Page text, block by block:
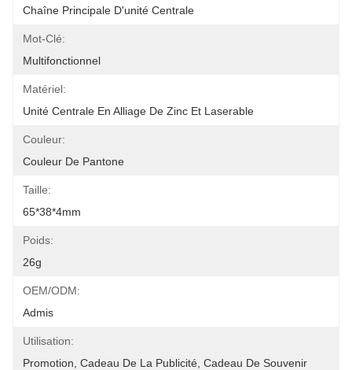
Chaîne Principale D'unité Centrale
Mot-Clé:
Multifonctionnel
Matériel:
Unité Centrale En Alliage De Zinc Et Laserable
Couleur:
Couleur De Pantone
Taille:
65*38*4mm
Poids:
26g
OEM/ODM:
Admis
Utilisation:
Promotion, Cadeau De La Publicité, Cadeau De Souvenir